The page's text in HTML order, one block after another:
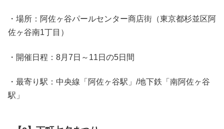
・場所：阿佐ヶ谷パールセンター商店街（東京都杉並区阿
佐ヶ谷南1丁目）
・開催日程：8月7日～11日の5日間
・最寄り駅：中央線「阿佐ヶ谷駅」/地下鉄「南阿佐ヶ谷
駅」